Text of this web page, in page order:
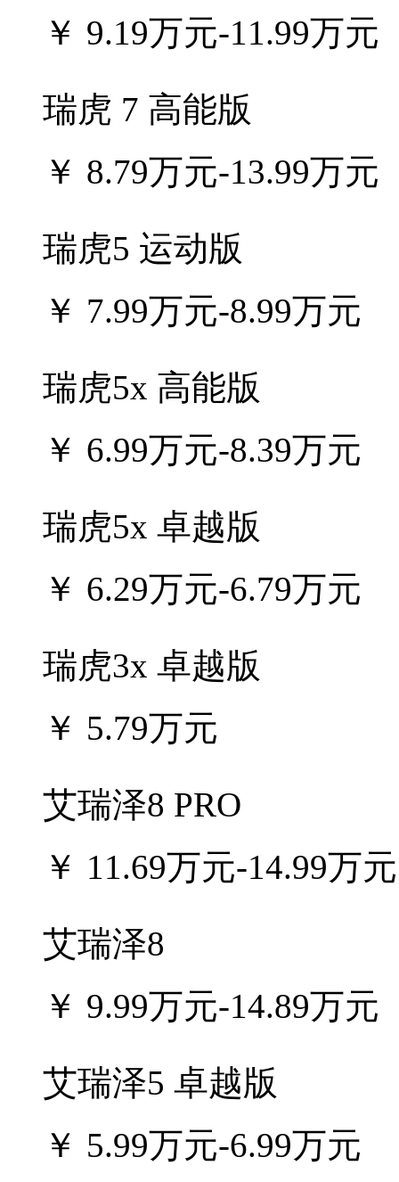
￥ 9.19万元-11.99万元
瑞虎 7 高能版
￥ 8.79万元-13.99万元
瑞虎5 运动版
￥ 7.99万元-8.99万元
瑞虎5x 高能版
￥ 6.99万元-8.39万元
瑞虎5x 卓越版
￥ 6.29万元-6.79万元
瑞虎3x 卓越版
￥ 5.79万元
艾瑞泽8 PRO
￥ 11.69万元-14.99万元
艾瑞泽8
￥ 9.99万元-14.89万元
艾瑞泽5 卓越版
￥ 5.99万元-6.99万元